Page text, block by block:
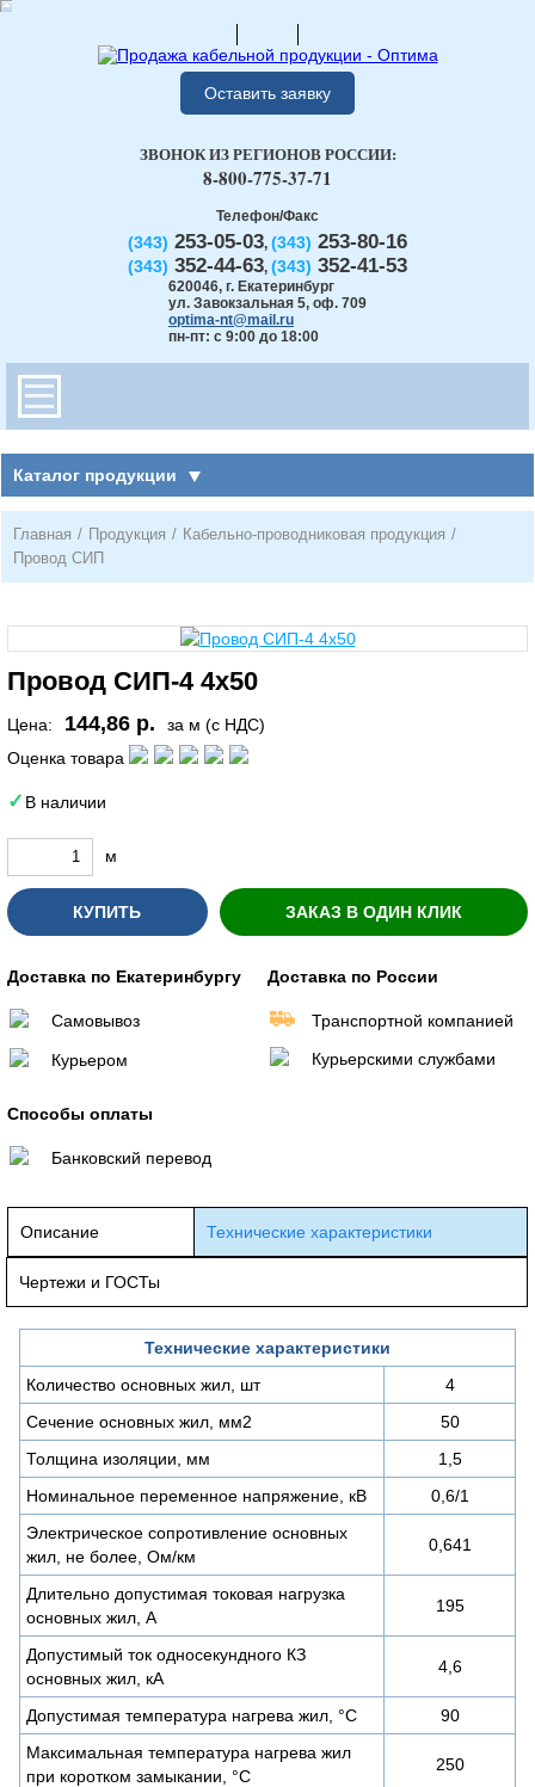
Оставить заявку
Телефон/Факс
(343) 253-05-03, (343) 253-80-16
(343) 352-44-63, (343) 352-41-53
620046, г. Екатеринбург
ул. Завокзальная 5, оф. 709
optima-nt@mail.ru
пн-пт: с 9:00 до 18:00
ЗВОНОК ИЗ РЕГИОНОВ РОССИИ:
8-800-775-37-71
Каталог продукции
Главная / Продукция / Кабельно-проводниковая продукция /
Провод СИП
Провод СИП-4 4х50
Цена: 144,86 р.
за м (с НДС)
Оценка товара
В наличии
м
КУПИТЬ ЗАКАЗ В ОДИН КЛИК
Доставка по Екатеринбургу
Самовывоз
Курьером
Доставка по России
Транспортной компанией
Курьерскими службами
Способы оплаты
Банковский перевод
Описание Технические характеристики
Чертежи и ГОСТы
Технические характеристики
Количество основных жил, шт
4
Сечение основных жил, мм2
50
Толщина изоляции, мм
1,5
Номинальное переменное напряжение, кВ
0,6/1
Электрическое сопротивление основных
жил, не более, Ом/км
0,641
Длительно допустимая токовая нагрузка
основных жил, А
195
Допустимый ток односекундного КЗ
основных жил, кА
4,6
Допустимая температура нагрева жил, °С
90
Максимальная температура нагрева жил
при коротком замыкании, °С
250